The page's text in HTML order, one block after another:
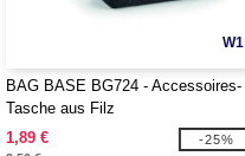
W1
BAG BASE BG724 - Accessoires-
Tasche aus Filz
1,89 €
-25%